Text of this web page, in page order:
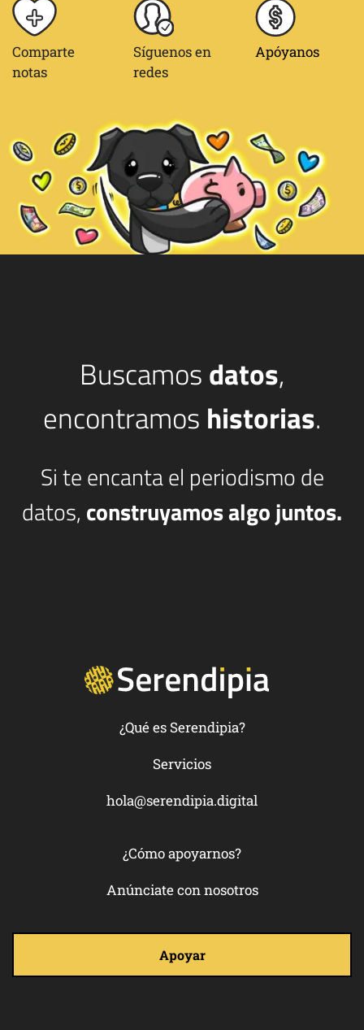
Comparte
notas
Síguenos en
redes
Apóyanos
Buscamosdatos,
encontramos historias.
Si te encanta el periodismo de
datos, construyamos algo juntos.
¿Qué es Serendipia?
Servicios
hola@serendipia.digital
¿Cómo apoyarnos?
Anúnciate con nosotros
Apoyar